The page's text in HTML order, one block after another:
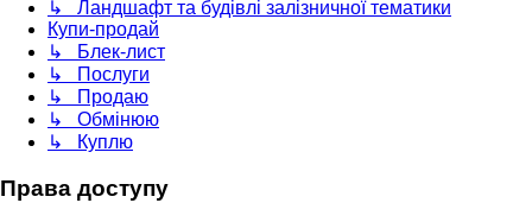
↳ Ландшафт та будівлі залізничної тематики
Купи-продай
↳ Блек-лист
↳ Послуги
↳ Продаю
↳ Обмінюю
↳ Куплю
Права доступу